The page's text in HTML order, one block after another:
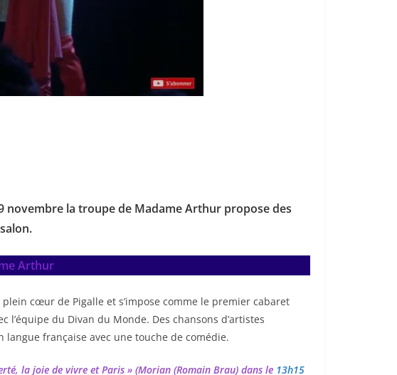
novembre la troupe de Madame Arthur propose des
Arthur
cœur de Pigalle et s’impose comme le premier cabaret
du Divan du Monde. Des chansons d’artistes
française avec une touche de comédie.
la joie de vivre et Paris » (Morian (Romain Brau) dans le 13h15